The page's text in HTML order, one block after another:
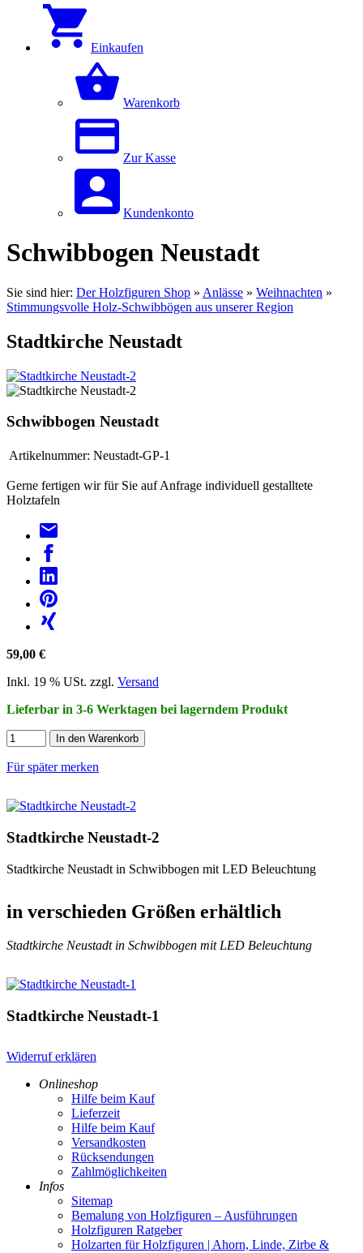
Einkaufen
Warenkorb
Zur Kasse
Kundenkonto
Schwibbogen Neustadt
Sie sind hier: Der Holzfiguren Shop » Anlässe » Weihnachten »
Stimmungsvolle Holz-Schwibbögen aus unserer Region
Stadtkirche Neustadt
Schwibbogen Neustadt
Artikelnummer: Neustadt-GP-1
Gerne fertigen wir für Sie auf Anfrage individuell gestalltete
Holztafeln
59,00 €
Inkl. 19 % USt. zzgl. Versand
Lieferbar in 3-6 Werktagen bei lagerndem Produkt
In den Warenkorb
Für später merken
Stadtkirche Neustadt-2
Stadtkirche Neustadt in Schwibbogen mit LED Beleuchtung
in verschieden Größen erhältlich
Stadtkirche Neustadt in Schwibbogen mit LED Beleuchtung
Stadtkirche Neustadt-1
Widerruf erklären
Onlineshop
Hilfe beim Kauf
Lieferzeit
Hilfe beim Kauf
Versandkosten
Rücksendungen
Zahlmöglichkeiten
Infos
Sitemap
Bemalung von Holzfiguren – Ausführungen
Holzfiguren Ratgeber
Holzarten für Holzfiguren | Ahorn, Linde, Zirbe &